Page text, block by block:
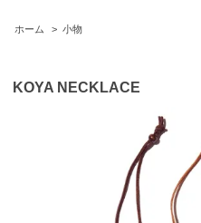
ホーム > 小物
KOYA NECKLACE